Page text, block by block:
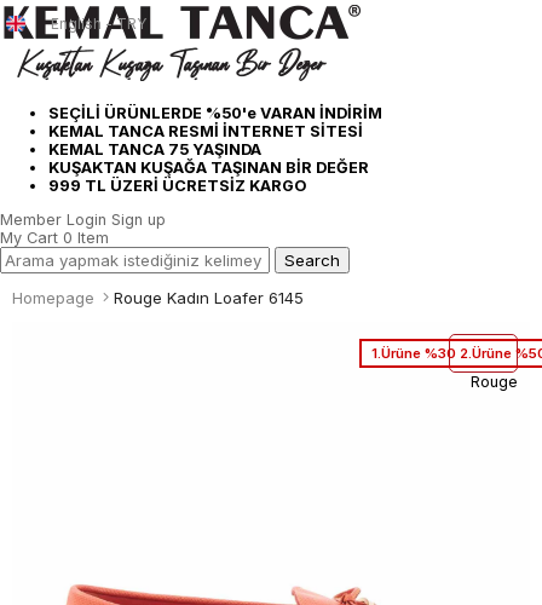
SEÇİLİ ÜRÜNLERDE %50'e VARAN İNDİRİM
KEMAL TANCA RESMİ İNTERNET SİTESİ
KEMAL TANCA 75 YAŞINDA
KUŞAKTAN KUŞAĞA TAŞINAN BİR DEĞER
999 TL ÜZERİ ÜCRETSİZ KARGO
English - TRY
Member Login Sign up
My Cart 0 Item
Homepage Rouge Kadın Loafer 6145
1.Ürüne %30 2.Ürüne
Rouge